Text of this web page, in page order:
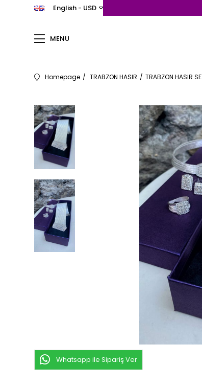
MENU
English - USD
Homepage TRABZON HASIR TRABZON HASIR
Whatsapp ile Sipariş Ver